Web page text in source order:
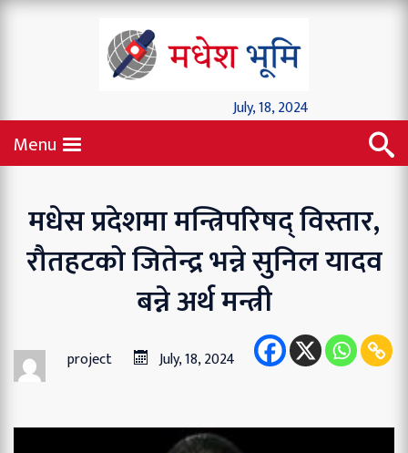
July, 18, 2024
Menu
मधेस प्रदेशमा मन्त्रिपरिषद् विस्तार,
रौतहटको जितेन्द्र भन्ने सुनिल यादव
बन्ने अर्थ मन्त्री
project July, 18, 2024